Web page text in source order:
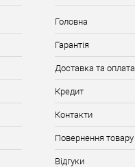
Головна
Гарантія
Доставка та оплата
Кредит
Контакти
Повернення товару
Відгуки